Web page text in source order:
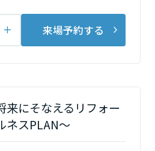
索
戦略
がい福祉施設
賃貸経営をご検討の方
来場予約する
来にそなえるリフォー
ネスPLAN～